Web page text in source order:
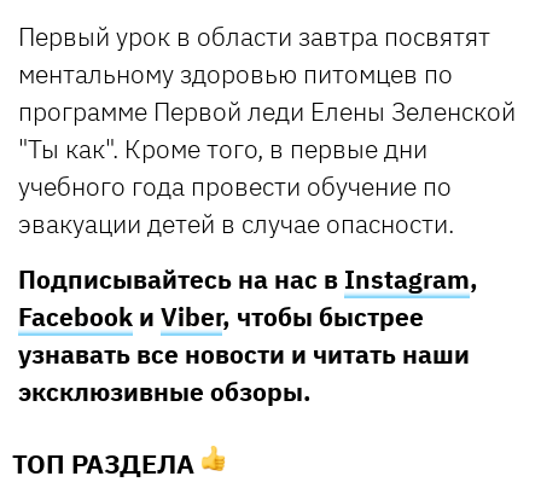
Первый урок в области завтра посвятят
ментальному здоровью питомцев по
программе Первой леди Елены Зеленской
"Ты как". Кроме того, в первые дни
учебного года провести обучение по
эвакуации детей в случае опасности.
Подписывайтесь на нас в Instagram,
Facebook и Viber, чтобы быстрее
узнавать все новости и читать наши
эксклюзивные обзоры.
ТОП РАЗДЕЛА